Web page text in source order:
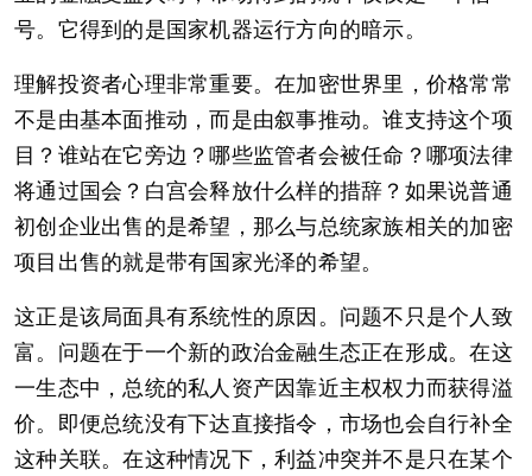
号。它得到的是国家机器运行方向的暗示。
理解投资者心理非常重要。在加密世界里，价格常常
不是由基本面推动，而是由叙事推动。谁支持这个项
目？谁站在它旁边？哪些监管者会被任命？哪项法律
将通过国会？白宫会释放什么样的措辞？如果说普通
初创企业出售的是希望，那么与总统家族相关的加密
项目出售的就是带有国家光泽的希望。
这正是该局面具有系统性的原因。问题不只是个人致
富。问题在于一个新的政治金融生态正在形成。在这
一生态中，总统的私人资产因靠近主权权力而获得溢
价。即便总统没有下达直接指令，市场也会自行补全
这种关联。在这种情况下，利益冲突并不是只在某个